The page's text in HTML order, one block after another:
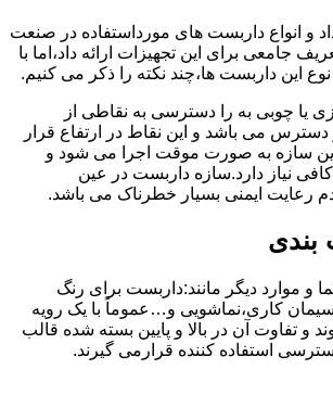
و انواع داربست های مورداستفاده در صنعت
جامعی برای این تجهیزات ارائه داد،اما با
این داربست ها،چند نکته را ذکر می کنیم.
یا چوبی به را دسترسی به نقاطی از
می باشد و این نقاط در ارتفاع قرار
سازه به صورت موقت اجرا می شود و
نیاز دارد.سازه داربست در عین
رعایت ایمنی بسیار خطرناک می باشد.
و موارد دیگر مانند:داربست برای رنگ
کاری،نماشویی و…عموماً با یک رویه
و تفاوت آن در بالا و پایین بسته شده قالب
استفاده کننده قرارمی گیرند.